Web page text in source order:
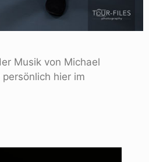
Musik von Michael
hier im